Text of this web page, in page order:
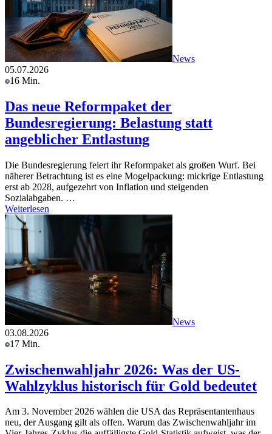
News
05.07.2026
16 Min.
Das neue Reformpaket der
Bundesregierung: Belastung statt
angeblicher Entlastung
Die Bundesregierung feiert ihr Reformpaket als großen Wurf. Bei
näherer Betrachtung ist es eine Mogelpackung: mickrige Entlastung
erst ab 2028, aufgezehrt von Inflation und steigenden
Sozialabgaben. …
Weiterlesen
News
03.08.2026
17 Min.
Zwischenwahljahr 2026: Was der US-
Wahlzyklus historisch für Gold bedeutet
Am 3. November 2026 wählen die USA das Repräsentantenhaus
neu, der Ausgang gilt als offen. Warum das Zwischenwahljahr im